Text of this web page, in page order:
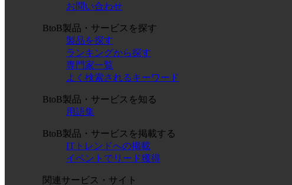
お問い合わせ
BtoB製品・サービスを探す
製品を探す
ランキングから探す
専門家一覧
よく検索されるキーワード
BtoB製品・サービスを知る
用語集
BtoB製品・サービスを掲載する
ITトレンドへの掲載
イベントでリード獲得
関連サービス・サイト